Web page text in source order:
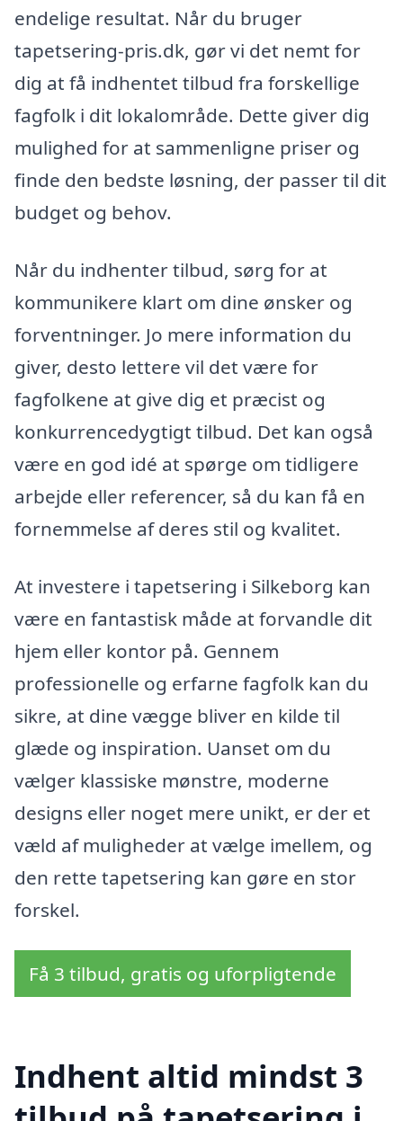
endelige resultat. Når du bruger
tapetsering-pris.dk, gør vi det nemt for
dig at få indhentet tilbud fra forskellige
fagfolk i dit lokalområde. Dette giver dig
mulighed for at sammenligne priser og
finde den bedste løsning, der passer til dit
budget og behov.
Når du indhenter tilbud, sørg for at
kommunikere klart om dine ønsker og
forventninger. Jo mere information du
giver, desto lettere vil det være for
fagfolkene at give dig et præcist og
konkurrencedygtigt tilbud. Det kan også
være en god idé at spørge om tidligere
arbejde eller referencer, så du kan få en
fornemmelse af deres stil og kvalitet.
At investere i tapetsering i Silkeborg kan
være en fantastisk måde at forvandle dit
hjem eller kontor på. Gennem
professionelle og erfarne fagfolk kan du
sikre, at dine vægge bliver en kilde til
glæde og inspiration. Uanset om du
vælger klassiske mønstre, moderne
designs eller noget mere unikt, er der et
væld af muligheder at vælge imellem, og
den rette tapetsering kan gøre en stor
forskel.
Få 3 tilbud, gratis og uforpligtende
Indhent altid mindst 3